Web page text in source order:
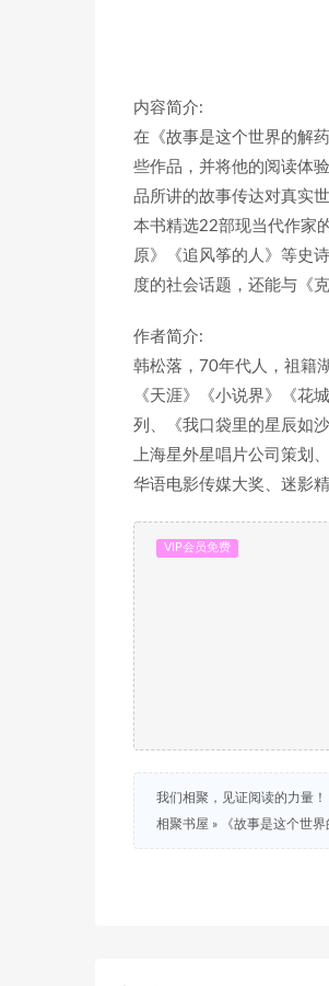
内容简介:
在《故事是这个世界的解
些作品，并将他的阅读体
品所讲的故事传达对真实
本书精选22部现当代作家
原》《追风筝的人》等史
度的社会话题，还能与《
作者简介:
韩松落，70年代人，祖籍
《天涯》《小说界》《花
列、《我口袋里的星辰如
上海星外星唱片公司策划
华语电影传媒大奖、迷影
VIP会员免费
我们相聚，见证阅读的力量！
相聚书屋 » 《故事是这个世界